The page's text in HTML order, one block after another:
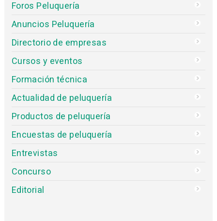
Foros Peluquería
Anuncios Peluquería
Directorio de empresas
Cursos y eventos
Formación técnica
Actualidad de peluquería
Productos de peluquería
Encuestas de peluquería
Entrevistas
Concurso
Editorial